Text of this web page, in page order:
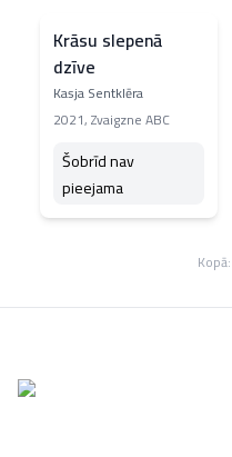
Krāsu slepenā
dzīve
Kasja Sentklēra
2021,Zvaigzne ABC
Šobrīd nav
pieejama
Kopā: